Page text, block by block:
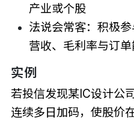
产业或个股
法说会常客：积极
营收、毛利率与订
实例
若投信发现某IC设计公
连续多日加码，使股价